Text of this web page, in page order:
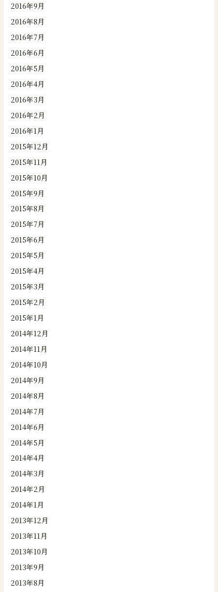
2016年9月
2016年8月
2016年7月
2016年6月
2016年5月
2016年4月
2016年3月
2016年2月
2016年1月
2015年12月
2015年11月
2015年10月
2015年9月
2015年8月
2015年7月
2015年6月
2015年5月
2015年4月
2015年3月
2015年2月
2015年1月
2014年12月
2014年11月
2014年10月
2014年9月
2014年8月
2014年7月
2014年6月
2014年5月
2014年4月
2014年3月
2014年2月
2014年1月
2013年12月
2013年11月
2013年10月
2013年9月
2013年8月